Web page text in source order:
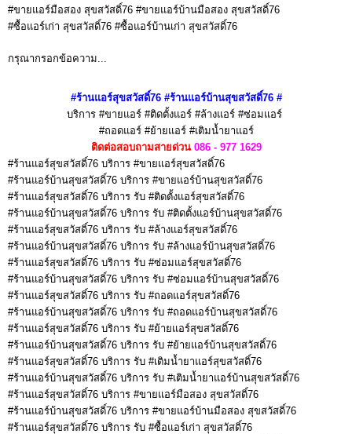
#ขายแอร์มือสอง สุขสวัสดิ์76 #ขายแอร์บ้านมือสอง สุขสวัสดิ์76
#ซื้อแอร์เก่า สุขสวัสดิ์76 #ซื้อแอร์บ้านเก่า สุขสวัสดิ์76
กรุณากรอกข้อความ...
#ร้านแอร์สุขสวัสดิ์76 #ร้านแอร์บ้านสุขสวัสดิ์76#
บริการ #ขายแอร์ #ติดตั้งแอร์ #ล้างแอร์ #ซ่อมแอร์
#ถอดแอร์ #ย้ายแอร์ #เติมน้ำยาแอร์
ติดต่อสอบถามสายด่วน 086 - 977 1629
#ร้านแอร์สุขสวัสดิ์76 บริการ #ขายแอร์สุขสวัสดิ์76
#ร้านแอร์บ้านสุขสวัสดิ์76 บริการ #ขายแอร์บ้านสุขสวัสดิ์76
#ร้านแอร์สุขสวัสดิ์76 บริการ รับ #ติดตั้งแอร์สุขสวัสดิ์76
#ร้านแอร์บ้านสุขสวัสดิ์76 บริการ รับ #ติดตั้งแอร์บ้านสุขสวัสดิ์76
#ร้านแอร์สุขสวัสดิ์76 บริการ รับ #ล้างแอร์สุขสวัสดิ์76
#ร้านแอร์บ้านสุขสวัสดิ์76 บริการ รับ #ล้างแอร์บ้านสุขสวัสดิ์76
#ร้านแอร์สุขสวัสดิ์76 บริการ รับ #ซ่อมแอร์สุขสวัสดิ์76
#ร้านแอร์บ้านสุขสวัสดิ์76 บริการ รับ #ซ่อมแอร์บ้านสุขสวัสดิ์76
#ร้านแอร์สุขสวัสดิ์76 บริการ รับ #ถอดแอร์สุขสวัสดิ์76
#ร้านแอร์บ้านสุขสวัสดิ์76 บริการ รับ #ถอดแอร์บ้านสุขสวัสดิ์76
#ร้านแอร์สุขสวัสดิ์76 บริการ รับ #ย้ายแอร์สุขสวัสดิ์76
#ร้านแอร์บ้านสุขสวัสดิ์76 บริการ รับ #ย้ายแอร์บ้านสุขสวัสดิ์76
#ร้านแอร์สุขสวัสดิ์76 บริการ รับ #เติมน้ำยาแอร์สุขสวัสดิ์76
#ร้านแอร์บ้านสุขสวัสดิ์76 บริการ รับ #เติมน้ำยาแอร์บ้านสุขสวัสดิ์76
#ร้านแอร์สุขสวัสดิ์76 บริการ #ขายแอร์มือสอง สุขสวัสดิ์76
#ร้านแอร์บ้านสุขสวัสดิ์76 บริการ #ขายแอร์บ้านมือสอง สุขสวัสดิ์76
#ร้านแอร์สุขสวัสดิ์76 บริการ รับ #ซื้อแอร์เก่า สุขสวัสดิ์76